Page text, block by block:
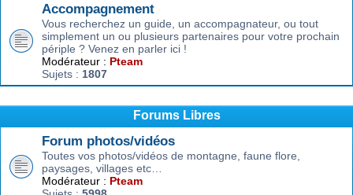
Accompagnement
Vous recherchez un guide, un accompagnateur, ou tout
simplement un ou plusieurs partenaires pour votre prochain
périple ? Venez en parler ici !
Modérateur : Pteam
Sujets : 1807
Forums Libres
Forum photos/vidéos
Toutes vos photos/vidéos de montagne, faune flore,
paysages, villages etc…
Modérateur : Pteam